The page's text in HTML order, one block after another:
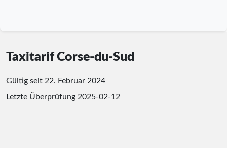
Taxitarif Corse-du-Sud
Gültig seit 22. Februar 2024
Letzte Überprüfung 2025-02-12